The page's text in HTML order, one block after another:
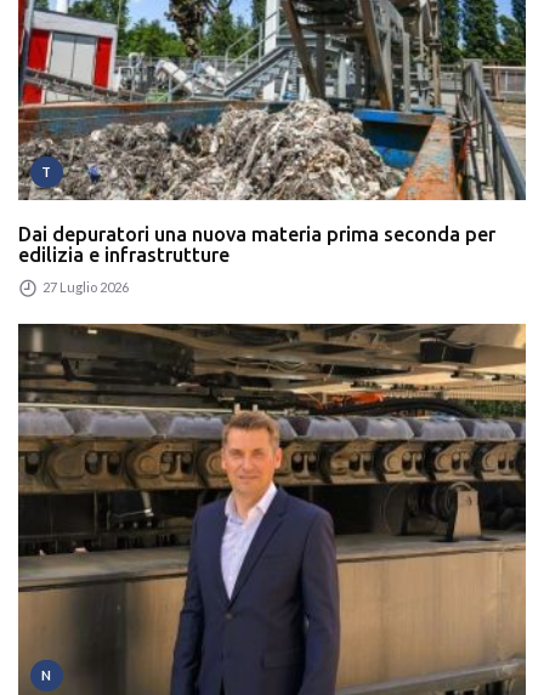
T
Dai depuratori una nuova materia prima seconda per
edilizia e infrastrutture
27 Luglio 2026
N